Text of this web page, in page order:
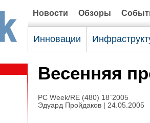
Новости Обзоры
Инновации
Весенняя
PC Week/RE (480) 18`2005
Эдуард Пройдаков | 24.05.2005